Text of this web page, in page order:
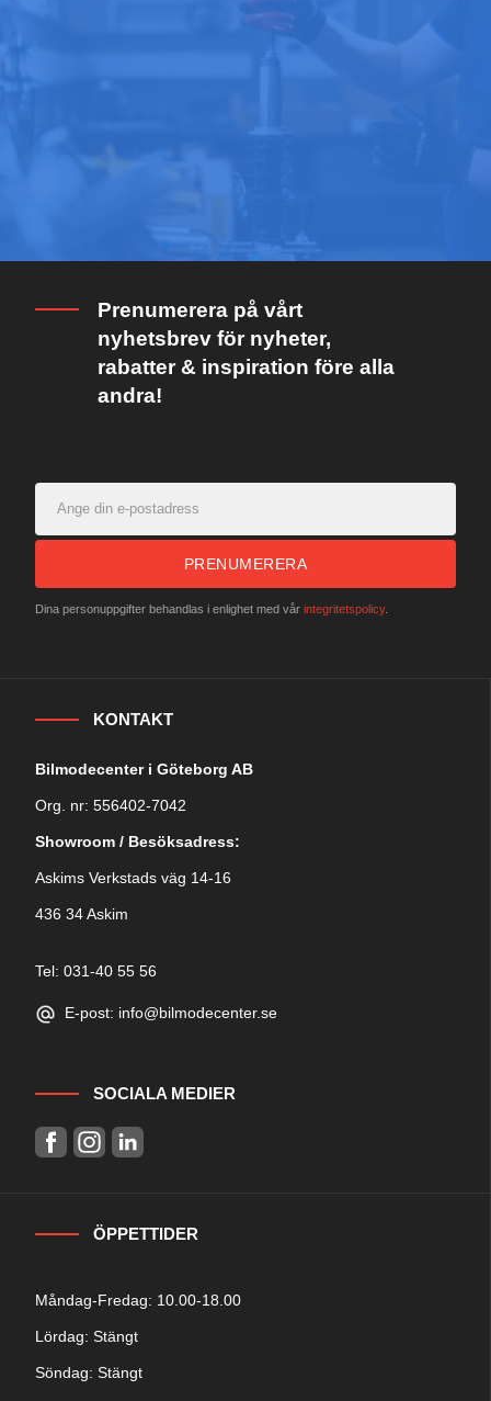
Prenumerera på vårt
nyhetsbrev för nyheter,
rabatter & inspiration före alla
andra!
PRENUMERERA
Dina personuppgifter behandlas i enlighet med vår integritetspolicy.
KONTAKT
Bilmodecenter i Göteborg AB
Org. nr: 556402-7042
Showroom / Besöksadress:
Askims Verkstads väg 14-16
436 34 Askim
Tel: 031-40 55 56
E-post: info@bilmodecenter.se
SOCIALA MEDIER
ÖPPETTIDER
Måndag-Fredag: 10.00-18.00
Lördag: Stängt
Söndag: Stängt